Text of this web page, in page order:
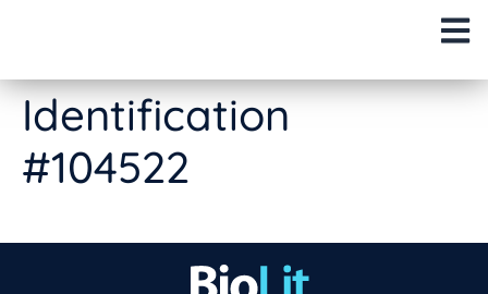
Identification
#104522